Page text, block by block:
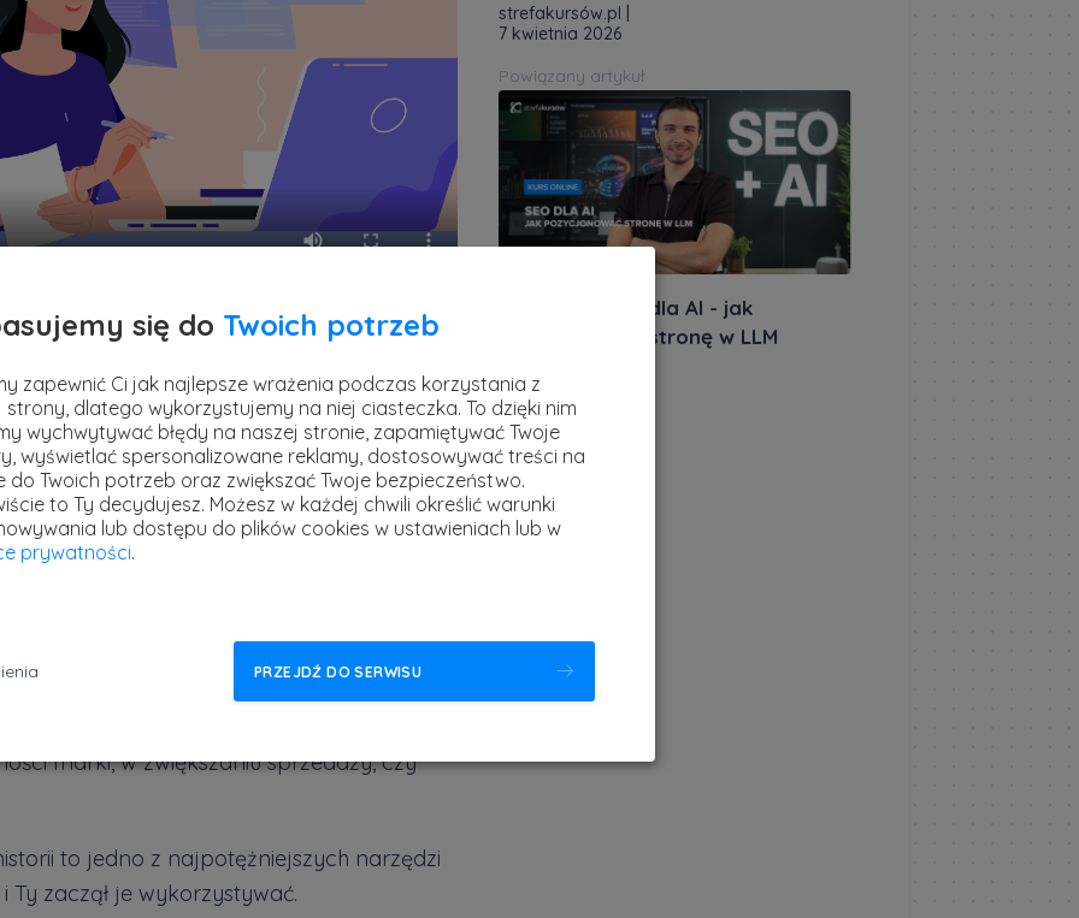
dziale marketingu i chciałbyś zwiększyć
się jak wykorzystać storytelling
na pewno zainteresuje Cię nasza
w biznesie i marketingu.
usługi nie wystarczy już zwykły spot
przyciągnąć uwagę konsumenta,
na pytanie, dlaczego to właśnie
polega storytelling. Na sprzedawaniu
marki, w zwiększaniu sprzedaży, czy
to jedno z najpotężniejszych narzędzi
zaczął je wykorzystywać.
strefakursów.pl
7 kwietnia 2026
Powiązany artykuł
Premiera: SEO dla AI - jak
pozycjonować stronę w LLM
strefakursów.pl
1 kwietnia 2026
się do Twoich potrzeb
zapewnić Ci jak najlepsze wrażenia podczas korzystania z
strony, dlatego wykorzystujemy na niej ciasteczka. To dzięki nim
wychwytywać błędy na naszej stronie, zapamiętywać Twoje
wyświetlać spersonalizowane reklamy, dostosowywać treści na
do Twoich potrzeb oraz zwiększać Twoje bezpieczeństwo.
to Ty decydujesz. Możesz w każdej chwili określić warunki
lub dostępu do plików cookies w ustawieniach lub w
prywatności.
PRZEJDŹ DO SERWISU